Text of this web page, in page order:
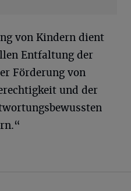
von Kindern dient
Entfaltung der
Förderung von
und der